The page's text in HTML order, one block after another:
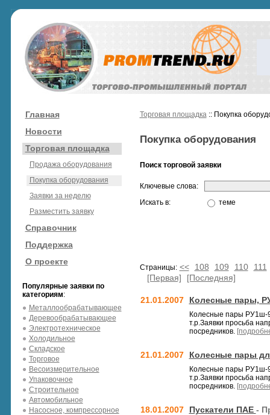
Главная
Новости
Торговая площадка
Продажа оборудования
Покупка оборудования
Заявки за неделю
Разместить заявку
Справочник
Поддержка
О проекте
Популярные заявки по
категориям:
Металлообрабатывающее
Деревообрабатывающее
Электротехническое
Холодильное
Складское
Торговое
Весоизмерительное
Упаковочное
Строительное
Автомобильное
Насосное, компрессорное
Торговая площадка:: Покупка
Покупка оборудования
Поиск торговой заявки
Ключевые слова:
Искать в:
теме
Страницы: << 108 109 110
111
[Первая]
[Последняя]
21.01.2007 Колесные пары,
Колесные пары РУ1ш-
т.р.Заявки просьба
посредников.
21.01.2007 Колесные пары
Колесные пары РУ1ш-
т.р.Заявки просьба
посредников.
18.01.2007 Пускатели ПАЕ -